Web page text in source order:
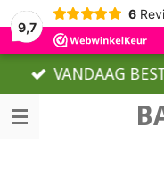
9,7
6
VANDAAG